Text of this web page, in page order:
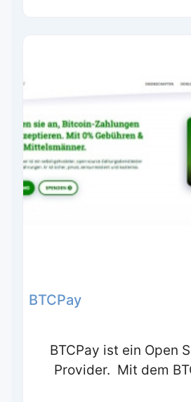
BTCPay
BTCPay ist ein Open
Provider. Mit dem